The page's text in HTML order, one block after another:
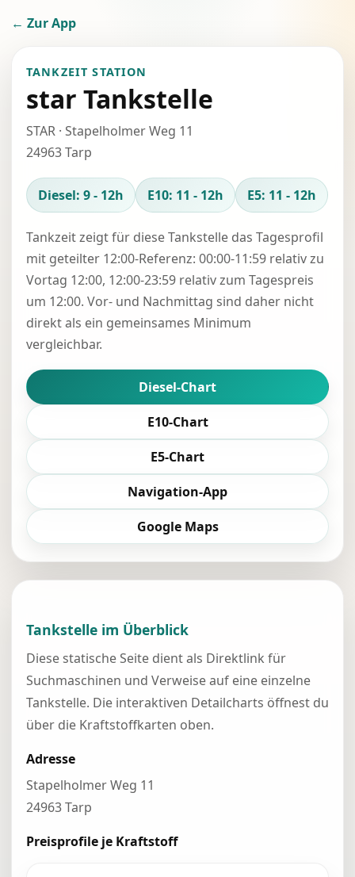
← Zur App
TANKZEIT STATION
star Tankstelle
STAR · Stapelholmer Weg 11
24963 Tarp
Diesel: 9 - 12h E10: 11 - 12h E5: 11 - 12h
Tankzeit zeigt für diese Tankstelle das Tagesprofil
mit geteilter 12:00-Referenz: 00:00-11:59 relativ zu
Vortag 12:00, 12:00-23:59 relativ zum Tagespreis
um 12:00. Vor- und Nachmittag sind daher nicht
direkt als ein gemeinsames Minimum
vergleichbar.
Diesel-Chart
E10-Chart
E5-Chart
Navigation-App
Google Maps
Tankstelle im Überblick
Diese statische Seite dient als Direktlink für
Suchmaschinen und Verweise auf eine einzelne
Tankstelle. Die interaktiven Detailcharts öffnest du
über die Kraftstoffkarten oben.
Adresse
Stapelholmer Weg 11
24963 Tarp
Preisprofile je Kraftstoff